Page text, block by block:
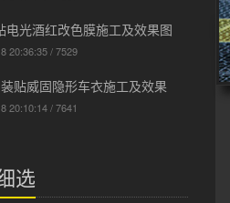
电光酒红改色膜施工及效果图
20:36:35 / 7529
贴威固隐形车衣施工及效果
20:10:14 / 7641
选